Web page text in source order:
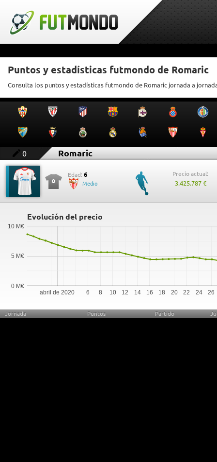
Puntos y estadísticas futmondo de Romaric
Consulta los puntos y estadísticas futmondo de Romaric jornada a
0 Romaric
0
Edad: 6
Medio
Precio actual:
3.425.787 €
Evolución del precio
abril de 2020 6 8 10 12 14 16 18 20 22 24 26
0 M€
5 M€
10 M€
Jornada Puntos Partido